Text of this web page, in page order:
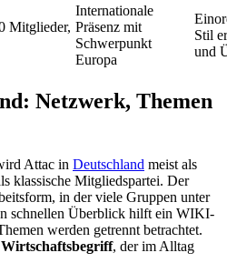
Mitglieder,
Internationale
Präsenz mit
Schwerpunkt
Europa
Stil
und
Netzwerk, Themen
Attac in Deutschland meist als
klassische Mitgliedspartei. Der
in der viele Gruppen unter
schnellen Überblick hilft ein WIKI-
werden getrennt betrachtet.
Wirtschaftsbegriff, der im Alltag